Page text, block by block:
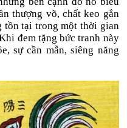
thượng võ, chất keo gắn
tồn tại trong một thời gian
đem tặng bức tranh này
sự cần mẫn, siêng năng